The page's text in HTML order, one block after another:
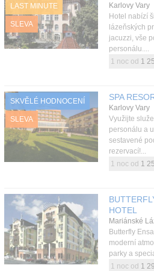
LAST MINUTE
SLEVA
Karlovy Vary
Hotel nabízí
lázeňských
jacuzzi, vše
personálu....
1 noc od 1
SKVĚLÉ HODNOCENÍ
SLEVA
SPA
Karlovy Vary
Využijte
personálu a
sestavené
rezervací!...
1 noc od 1
HOTEL
Mariánské
Butterfly
moderní
parky a
1 noc od 1